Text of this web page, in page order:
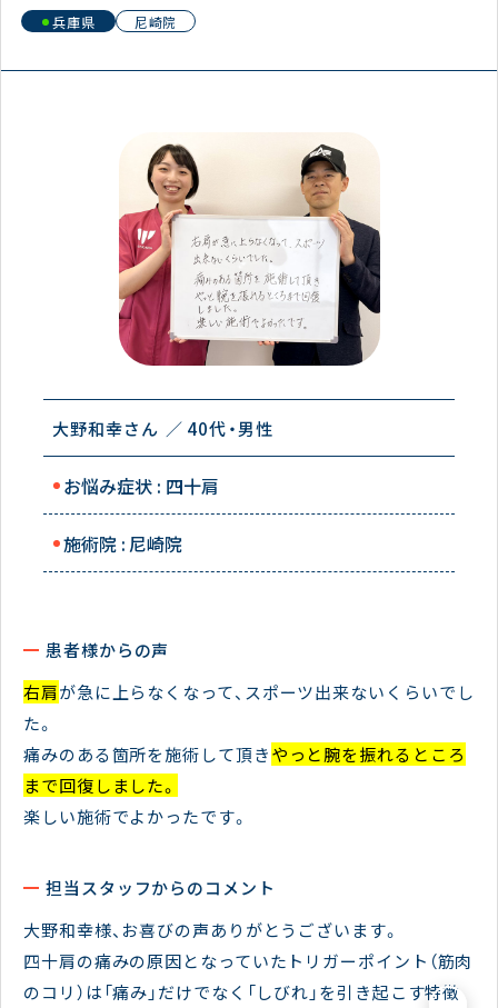
兵庫県 尼崎院
大野和幸さん 40代 男性
お悩み症状 : 四十肩
施術院 : 尼崎院
患者様からの声
右肩が急に上らなくなって、スポーツ出来ないくらいでし
た。
痛みのある箇所を施術して頂きやっと腕を振れるところ
まで回復しました。
楽しい施術でよかったです。
担当スタッフからのコメント
大野和幸様、お喜びの声ありがとうございます。
四十肩の痛みの原因となっていたトリガーポイント（筋肉
のコリ）は「痛み」だけでなく「しびれ」を引き起こす特徴
×